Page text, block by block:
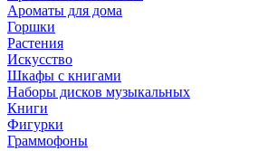
Ароматы для дома
Горшки
Растения
Искусство
Шкафы с книгами
Наборы дисков музыкальных
Книги
Фигурки
Граммофоны